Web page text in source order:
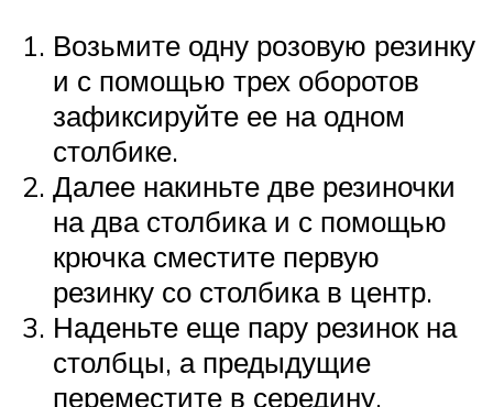
Возьмите одну розовую резинку
и с помощью трех оборотов
зафиксируйте ее на одном
столбике.
Далее накиньте две резиночки
на два столбика и с помощью
крючка сместите первую
резинку со столбика в центр.
Наденьте еще пару резинок на
столбцы, а предыдущие
переместите в середину.